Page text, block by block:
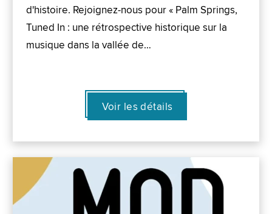
d'histoire. Rejoignez-nous pour « Palm Springs,
Tuned In : une rétrospective historique sur la
musique dans la vallée de…
Voir les détails